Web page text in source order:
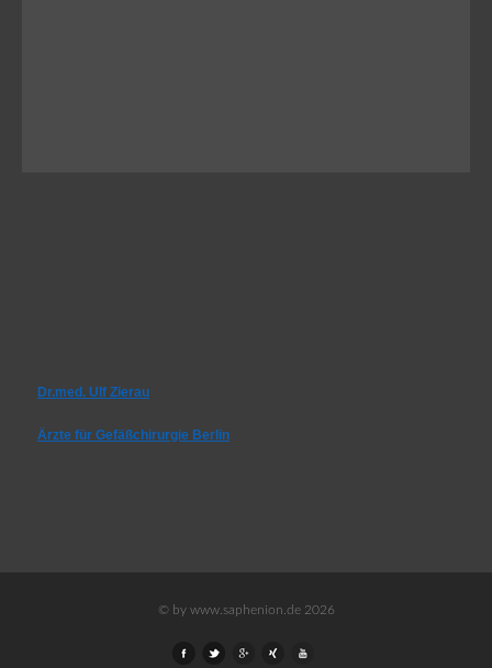
Dr.med. Ulf Zierau
Ärzte für Gefäßchirurgie Berlin
© by www.saphenion.de 2026